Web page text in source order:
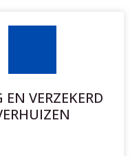
EN VERZEKERD